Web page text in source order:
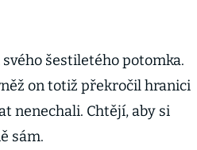
šestiletého potomka.
on totiž překročil hranici
nenechali. Chtějí, aby si
sám.